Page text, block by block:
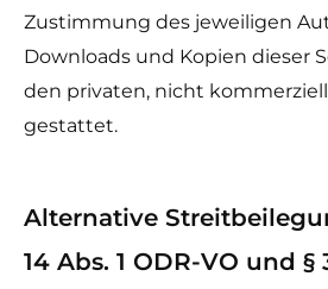
Zustimmung des jeweiligen
Downloads und Kopien dieser
den privaten, nicht
gestattet.
Alternative
14 Abs. 1 ODR-VO und §